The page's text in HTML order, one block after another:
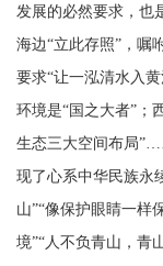
发展的必然要求，也
海边“立此存照”，嘱
要求“让一泓清水入
环境是“国之大者”；
生态三大空间布局
现了心系中华民族永
山”“像保护眼睛一样
境”“人不负青山，青